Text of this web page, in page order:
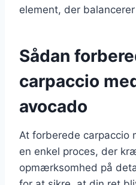
element, der
Sådan
carpaccio
avocado
At forberede carpaccio
en enkel proces, der
opmærksomhed på